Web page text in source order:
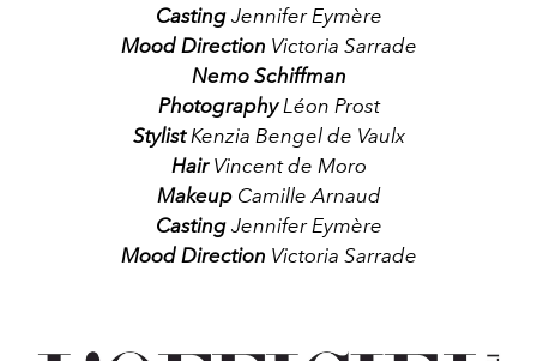
CastingJennifer Eymère
Mood Direction Victoria Sarrade
Nemo Schiffman
PhotographyL éon Prost
StylistKenzia Bengel de Vaulx
HairVincent de Moro
MakeupCamille Arnaud
CastingJennifer Eymère
Mood Direction Victoria Sarrade